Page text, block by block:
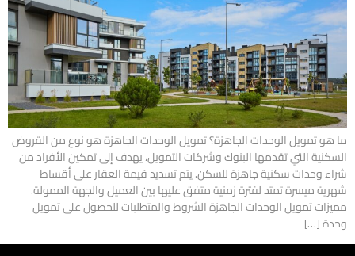
ما هو تمويل الوحدات الجاهزة؟ تمويل الوحدات الجاهزة هو نوع من القروض
السكنية التي تقدمها البنوك وشركات التمويل، يهدف إلى تمكين الأفراد من
شراء وحدات سكنية جاهزة للسكن. يتم تسديد قيمة العقار على أقساط
شهرية ميسرة تمتد لفترة زمنية متفق عليها بين العميل والجهة الممولة.
مميزات تمويل الوحدات الجاهزة الشروط والمتطلبات للحصول على تمويل
وحدة […]